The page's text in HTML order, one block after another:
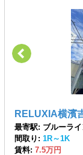
RELUXIA横濱
最寄駅: ブルーラ
間取り: 1R～1K
賃料: 7.5万円